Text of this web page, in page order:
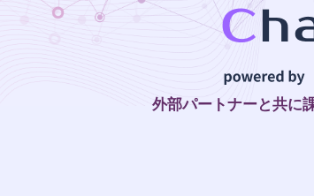
外部パートナーと共に